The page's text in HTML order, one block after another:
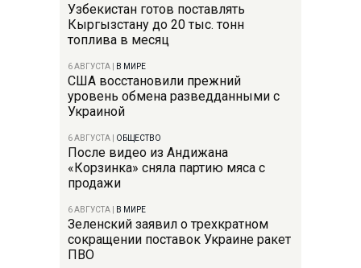
Узбекистан готов поставлять
Кыргызстану до 20 тыс. тонн
топлива в месяц
6 АВГУСТА В МИРЕ
США восстановили прежний
уровень обмена разведданными с
Украиной
6 АВГУСТА ОБЩЕСТВО
После видео из Андижана
«Корзинка» сняла партию мяса с
продажи
6 АВГУСТА В МИРЕ
Зеленский заявил о трехкратном
сокращении поставок Украине ракет
ПВО